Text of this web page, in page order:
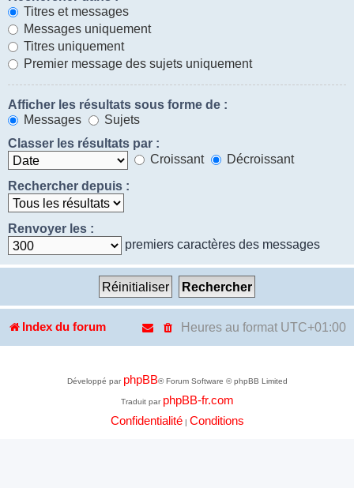
Titres et messages
Messages uniquement
Titres uniquement
Premier message des sujets uniquement
Afficher les résultats sous forme de :
Messages
Sujets
Classer les résultats par :
Croissant
Décroissant
Rechercher depuis :
Renvoyer les :
premiers caractères des messages
Index du forum Heures au format UTC+01:00
Développé par phpBB® Forum Software © phpBB Limited
Traduit par phpBB-fr.com
Confidentialité| Conditions